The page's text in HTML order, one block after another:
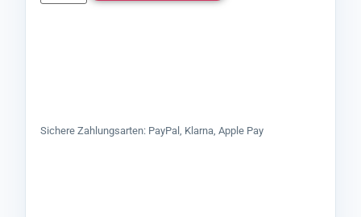
Sichere Zahlungsarten: PayPal, Klarna, Apple Pay